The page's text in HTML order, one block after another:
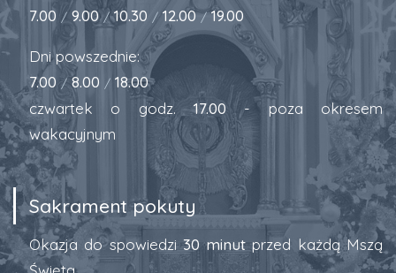
7.00 / 9.00 / 10.30 / 12.00 / 19.00
Dni powszednie:
7.00 / 8.00 / 18.00
czwartek o godz.17.00 - poza okresem
wakacyjnym
Sakrament pokuty
Okazja do spowiedzi30 minut przed każdą Mszą